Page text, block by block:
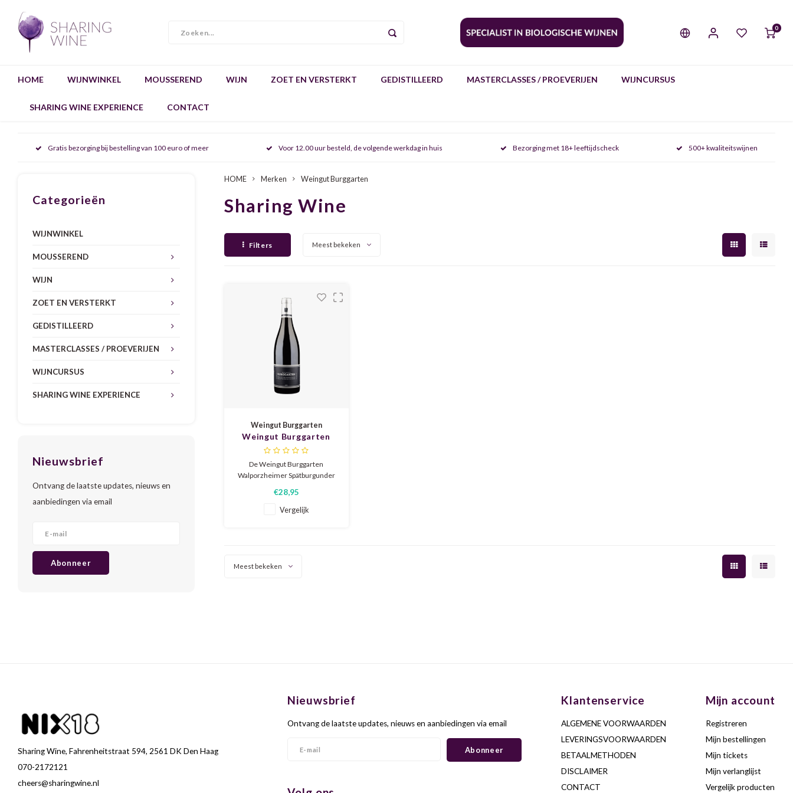
0
HOME WIJNWINKEL MOUSSEREND WIJN ZOET EN VERSTERKT GEDISTILLEERD MASTERCLASSES / PROEVERIJEN WIJNCURSUS
SHARING WINE EXPERIENCE CONTACT
Gratis bezorging bij bestelling van 100 euro of meer Voor 12.00 uur besteld, de volgende werkdag in huis Bezorging met 18+ leeftijdscheck 500+ kwaliteitswijnen
Categorieën
WIJNWINKEL
MOUSSEREND
WIJN
ZOET EN VERSTERKT
GEDISTILLEERD
MASTERCLASSES / PROEVERIJEN
WIJNCURSUS
SHARING WINE EXPERIENCE
Nieuwsbrief
Ontvang de laatste updates, nieuws en
aanbiedingen via email
Abonneer
HOME Merken Weingut Burggarten
Sharing Wine
Filters Meest bekeken
Weingut Burggarten
Weingut Burggarten
Walporzheimer
Spätburgunder 2023
De Weingut Burggarten
Walporzheimer Spätburgunder
Noir met fris rood fruit zoals
kers en rode bes, verfijnde
€28,95
Vergelijk
Meest bekeken
Sharing Wine, Fahrenheitstraat 594, 2561 DK Den Haag
070-2172121
cheers@sharingwine.nl
Nieuwsbrief
Ontvang de laatste updates, nieuws en aanbiedingen via email
Abonneer
Klantenservice
ALGEMENE VOORWAARDEN
LEVERINGSVOORWAARDEN
BETAALMETHODEN
DISCLAIMER
CONTACT
Mijn account
Registreren
Mijn bestellingen
Mijn tickets
Mijn verlanglijst
Vergelijk producten